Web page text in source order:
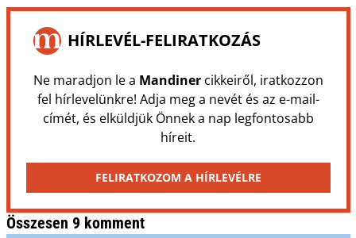
HÍRLEVÉL-FELIRATKOZÁS
Ne maradjon le a Mandinercikkeiről, iratkozzon
fel hírlevelünkre! Adja meg a nevét és az e-mail-
címét, és elküldjük Önnek a nap legfontosabb
híreit.
FELIRATKOZOM A HÍRLEVÉLRE
Összesen 9 komment